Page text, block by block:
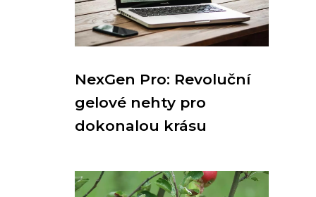
NexGen Pro: Revoluční
gelové nehty pro
dokonalou krásu